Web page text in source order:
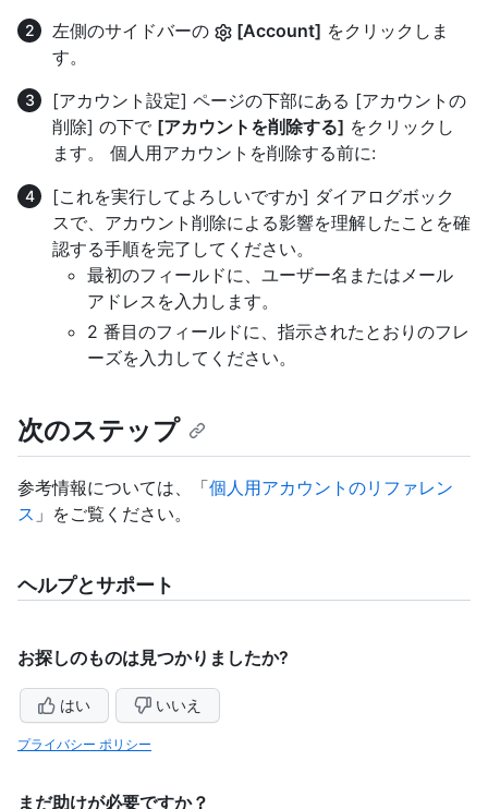
左側のサイドバーの
[Account] をクリックしま
す。
[アカウント設定] ページの下部にある [アカウントの
削除] の下で [アカウントを削除する] をクリックし
ます。 個人用アカウントを削除する前に:
[これを実行してよろしいですか] ダイアログボック
スで、アカウント削除による影響を理解したことを確
認する手順を完了してください。
最初のフィールドに、ユーザー名またはメール
アドレスを入力します。
2 番目のフィールドに、指示されたとおりのフレ
ーズを入力してください。
次のステップ
参考情報については、「個人用アカウントのリファレン
ス 」をご覧ください。
ヘルプとサポート
お探しのものは見つかりましたか?
はい いいえ
プライバシー ポリシー
まだ助けが必要ですか？